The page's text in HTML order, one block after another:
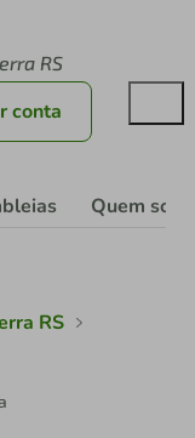
RS
conta
Quem
RS